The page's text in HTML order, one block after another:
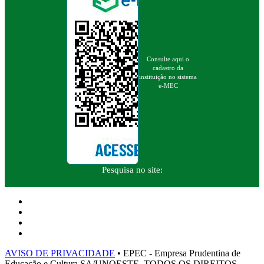
Consulte aqui o
cadastro da
instituição no sistema
e-MEC
Pesquisa no site:
AVISO DE PRIVACIDADE • EPEC - Empresa Prudentina de